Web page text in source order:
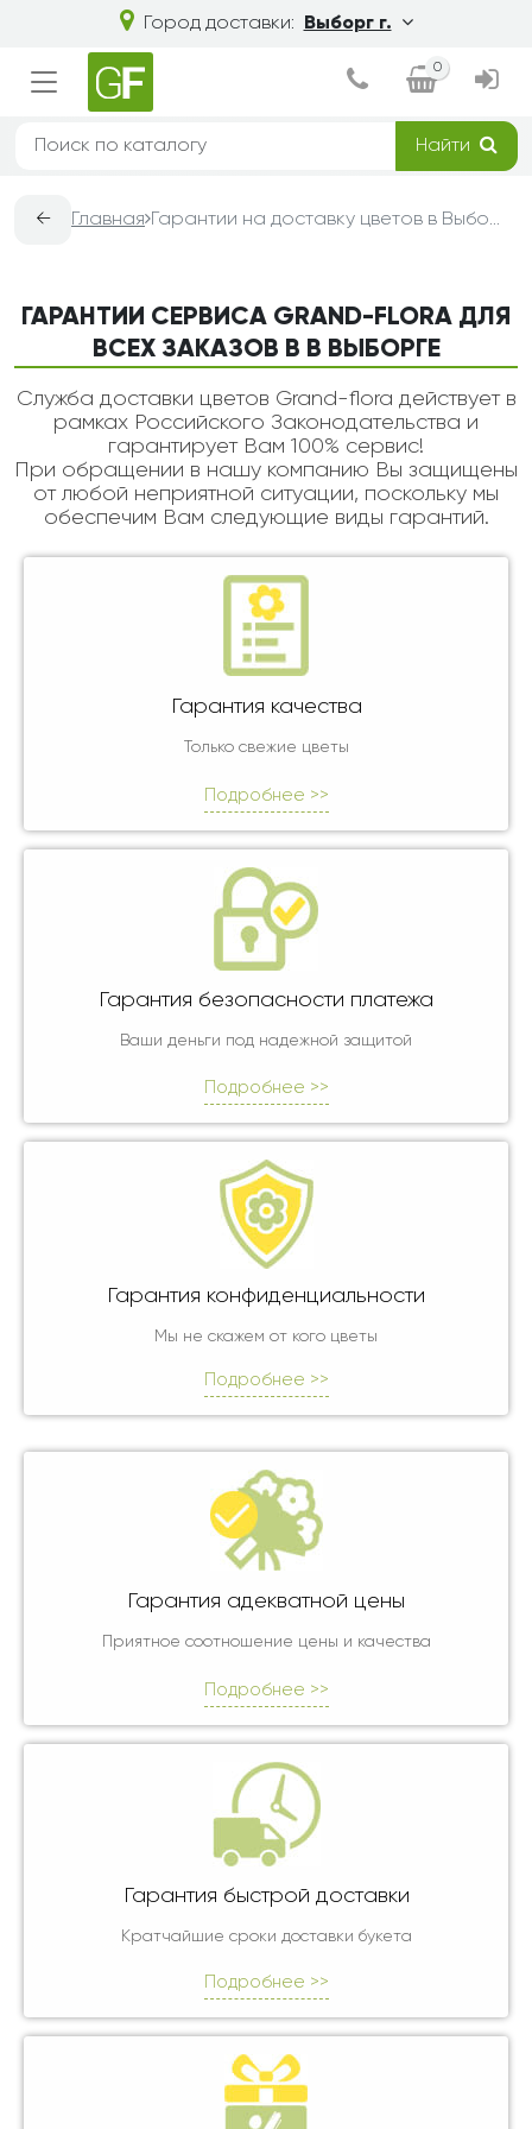
Город доставки: Выборг г.
0
Найти
← Главная Гарантии на доставку цветов в Выборге — Grand-Flora
ГАРАНТИИ СЕРВИСА GRAND-FLORA ДЛЯ
ВСЕХ ЗАКАЗОВ В В ВЫБОРГЕ
Служба доставки цветов Grand-flora действует в
рамках Российского Законодательства и
гарантирует Вам 100% сервис!
При обращении в нашу компанию Вы защищены
от любой неприятной ситуации, поскольку мы
обеспечим Вам следующие виды гарантий.
Гарантия качества
Только свежие цветы
Подробнее >>
Гарантия безопасности платежа
Ваши деньги под надежной защитой
Подробнее >>
Гарантия конфиденциальности
Мы не скажем от кого цветы
Подробнее >>
Гарантия адекватной цены
Приятное соотношение цены и качества
Подробнее >>
Гарантия быстрой доставки
Кратчайшие сроки доставки букета
Подробнее >>